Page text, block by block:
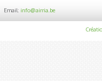
Email: info@airria.be